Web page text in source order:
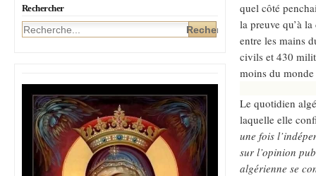
Rechercher
quel côté
la preuve qu’à
entre les mains
civils et 430
moins du
Le quotidien
laquelle elle
une fois
sur l’opinion
algérienne se